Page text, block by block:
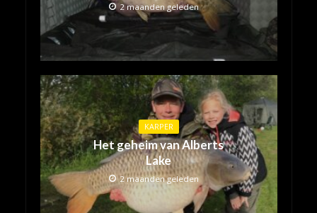
2 maanden geleden
KARPER
Het geheim van Alberts
Lake
2 maanden geleden